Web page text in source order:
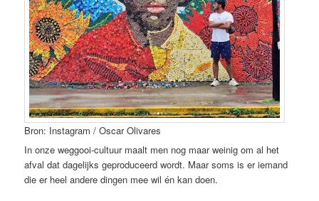
Bron: Instagram / Oscar Olivares
In onze weggooi-cultuur maalt men nog maar weinig om al het
afval dat dagelijks geproduceerd wordt. Maar soms is er iemand
die er heel andere dingen mee wil én kan doen.